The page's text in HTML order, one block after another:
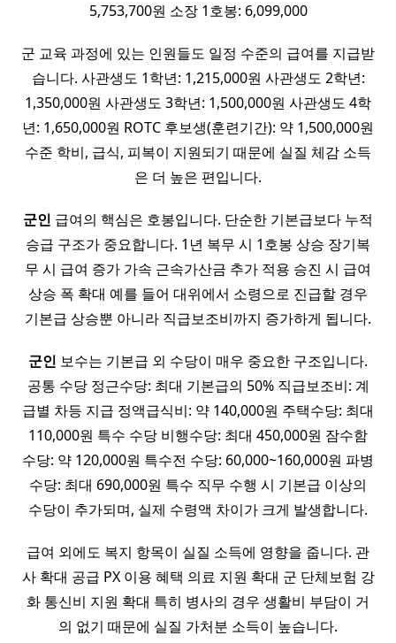
5,753,700원 소장 1호봉: 6,099,000
군 교육 과정에 있는 인원들도 일정 수준의 급여를 지급받
습니다. 사관생도 1학년: 1,215,000원 사관생도 2학년:
1,350,000원 사관생도 3학년: 1,500,000원 사관생도 4학
년: 1,650,000원 ROTC 후보생(훈련기간): 약 1,500,000원
수준 학비, 급식, 피복이 지원되기 때문에 실질 체감 소득
은 더 높은 편입니다.
군인 급여의 핵심은 호봉입니다. 단순한 기본급보다 누적
승급 구조가 중요합니다. 1년 복무 시 1호봉 상승 장기복
무 시 급여 증가 가속 근속가산금 추가 적용 승진 시 급여
상승 폭 확대 예를 들어 대위에서 소령으로 진급할 경우
기본급 상승뿐 아니라 직급보조비까지 증가하게 됩니다.
군인 보수는 기본급 외 수당이 매우 중요한 구조입니다.
공통 수당 정근수당: 최대 기본급의 50% 직급보조비: 계
급별 차등 지급 정액급식비: 약 140,000원 주택수당: 최대
110,000원 특수 수당 비행수당: 최대 450,000원 잠수함
수당: 약 120,000원 특수전 수당: 60,000~160,000원 파병
수당: 최대 690,000원 특수 직무 수행 시 기본급 이상의
수당이 추가되며, 실제 수령액 차이가 크게 발생합니다.
급여 외에도 복지 항목이 실질 소득에 영향을 줍니다. 관
사 확대 공급 PX 이용 혜택 의료 지원 확대 군 단체보험 강
화 통신비 지원 확대 특히 병사의 경우 생활비 부담이 거
의 없기 때문에 실질 가처분 소득이 높습니다.